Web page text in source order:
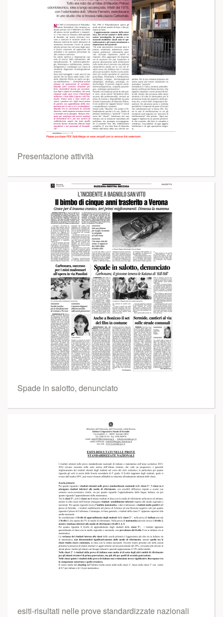
Presentazione attività
Spade in salotto, denunciato
esiti-risultati nelle prove standardizzate nazionali